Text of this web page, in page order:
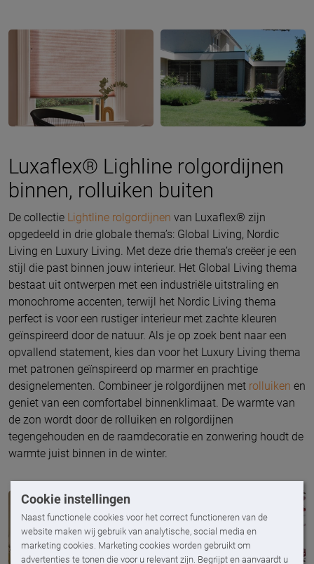
Cookie instellingen
Naast functionele cookies voor het correct functioneren van de
website maken wij gebruik van analytische, social media en
marketing cookies. Marketing cookies worden gebruikt om
advertenties te tonen die voor u relevant zijn. Begrijpt en aanvaardt u
Luxaflex® Lighline rolgordijnen
binnen, rolluiken buiten
De collectie Lightline rolgordijnen van Luxaflex® zijn
opgedeeld in drie globale thema’s: Global Living, Nordic
Living en Luxury Living. Met deze drie thema’s creëer je een
stijl die past binnen jouw interieur. Het Global Living thema
bestaat uit ontwerpen met een industriële uitstraling en
monochrome accenten, terwijl het Nordic Living thema
perfect is voor een rustiger interieur met zachte kleuren
geïnspireerd door de natuur. Als je op zoek bent naar een
opvallend statement, kies dan voor het Luxury Living thema
met patronen geïnspireerd op marmer en prachtige
designelementen. Combineer je rolgordijnen met rolluiken en
geniet van een comfortabel binnenklimaat. De warmte van
de zon wordt door de rolluiken en rolgordijnen
tegengehouden en de raamdecoratie en zonwering houdt de
warmte juist binnen in de winter.